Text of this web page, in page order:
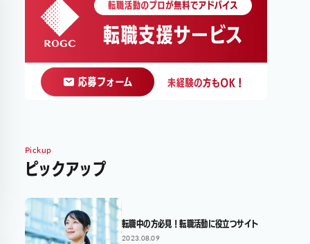
Pickup
ピックアップ
転職中の方必見！転職活動に役立つサイト
2023.08.09